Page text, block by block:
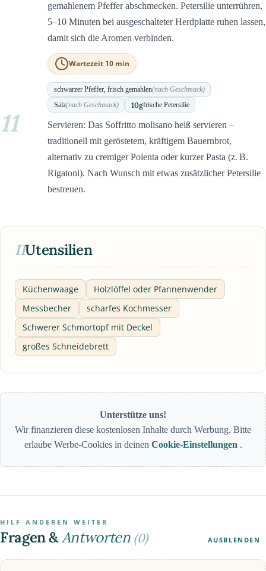
gemahlenem Pfeffer abschmecken. Petersilie unterrühren,
5–10 Minuten bei ausgeschalteter Herdplatte ruhen lassen,
damit sich die Aromen verbinden.
Wartezeit 10 min
schwarzer Pfeffer, frisch gemahlen(nach Geschmack)
Salz(nach Geschmack) 10gfrische Petersilie
11
Servieren: Das Soffritto molisano heiß servieren –
traditionell mit geröstetem, kräftigem Bauernbrot,
alternativ zu cremiger Polenta oder kurzer Pasta (z. B.
Rigatoni). Nach Wunsch mit etwas zusätzlicher Petersilie
bestreuen.
IIUtensilien
Küchenwaage
Holzlöffel oder Pfannenwender
Messbecher
scharfes Kochmesser
Schwerer Schmortopf mit Deckel
großes Schneidebrett
Unterstütze uns!
Wir finanzieren diese kostenlosen Inhalte durch Werbung. Bitte
erlaube Werbe-Cookies in deinen Cookie-Einstellungen .
HILF ANDEREN WEITER
Fragen &Antworten (0) AUSBLENDEN